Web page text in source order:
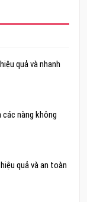
quả và nhanh
các nàng không
quả và an toàn